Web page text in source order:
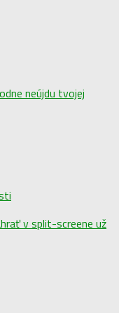
neújdu tvojej
v split-screene už